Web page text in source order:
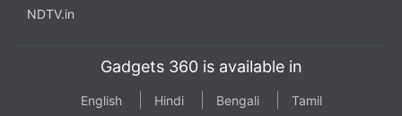
NDTV.in
Gadgets 360 is available in
English Hindi Bengali Tamil